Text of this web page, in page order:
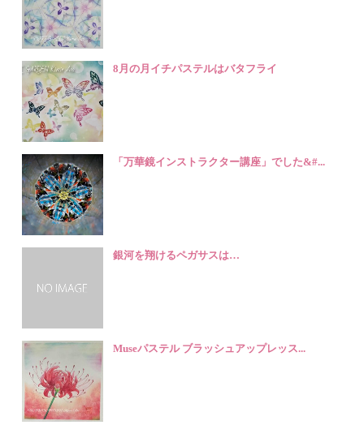
8月の月イチパステルはバタフライ
「万華鏡インストラクター講座」でした&#...
銀河を翔けるペガサスは…
Museパステル ブラッシュアップレッス...